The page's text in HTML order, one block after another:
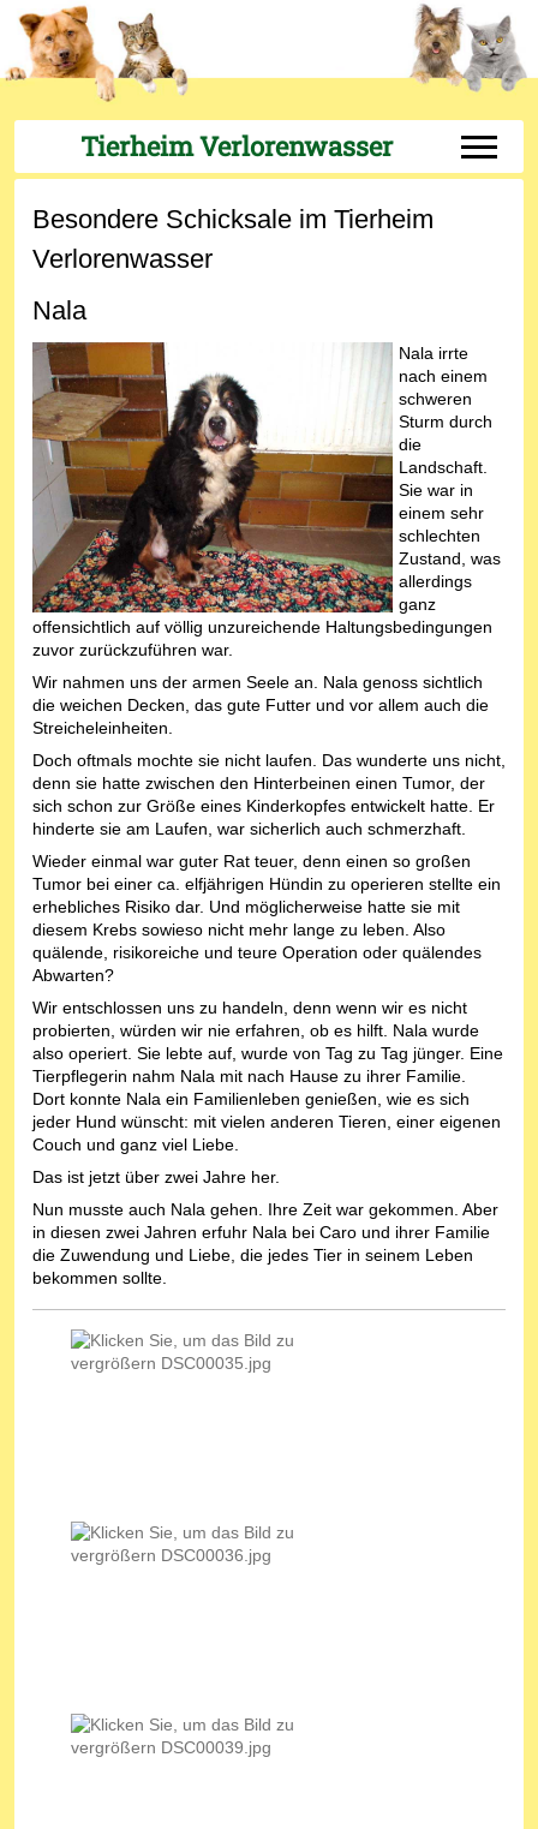
Tierheim Verlorenwasser Off-
Besondere Schicksale im Tierheim
Verlorenwasser
Nala
Nala irrte
nach einem
schweren
Sturm durch
die
Landschaft.
Sie war in
einem sehr
schlechten
Zustand, was
allerdings
ganz
offensichtlich auf völlig unzureichende Haltungsbedingungen
zuvor zurückzuführen war.
Wir nahmen uns der armen Seele an. Nala genoss sichtlich
die weichen Decken, das gute Futter und vor allem auch die
Streicheleinheiten.
Doch oftmals mochte sie nicht laufen. Das wunderte uns nicht,
denn sie hatte zwischen den Hinterbeinen einen Tumor, der
sich schon zur Größe eines Kinderkopfes entwickelt hatte. Er
hinderte sie am Laufen, war sicherlich auch schmerzhaft.
Wieder einmal war guter Rat teuer, denn einen so großen
Tumor bei einer ca. elfjährigen Hündin zu operieren stellte ein
erhebliches Risiko dar. Und möglicherweise hatte sie mit
diesem Krebs sowieso nicht mehr lange zu leben. Also
quälende, risikoreiche und teure Operation oder quälendes
Abwarten?
Wir entschlossen uns zu handeln, denn wenn wir es nicht
probierten, würden wir nie erfahren, ob es hilft. Nala wurde
also operiert. Sie lebte auf, wurde von Tag zu Tag jünger. Eine
Tierpflegerin nahm Nala mit nach Hause zu ihrer Familie.
Dort konnte Nala ein Familienleben genießen, wie es sich
jeder Hund wünscht: mit vielen anderen Tieren, einer eigenen
Couch und ganz viel Liebe.
Das ist jetzt über zwei Jahre her.
Nun musste auch Nala gehen. Ihre Zeit war gekommen. Aber
in diesen zwei Jahren erfuhr Nala bei Caro und ihrer Familie
die Zuwendung und Liebe, die jedes Tier in seinem Leben
bekommen sollte.